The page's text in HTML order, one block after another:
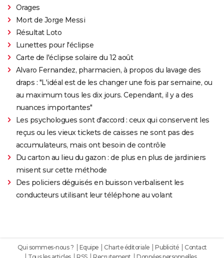
Orages
Mort de Jorge Messi
Résultat Loto
Lunettes pour l'éclipse
Carte de l'éclipse solaire du 12 août
Alvaro Fernandez, pharmacien, à propos du lavage des
draps : "L'idéal est de les changer une fois par semaine, ou
au maximum tous les dix jours. Cependant, il y a des
nuances importantes"
Les psychologues sont d'accord : ceux qui conservent les
reçus ou les vieux tickets de caisses ne sont pas des
accumulateurs, mais ont besoin de contrôle
Du carton au lieu du gazon : de plus en plus de jardiniers
misent sur cette méthode
Des policiers déguisés en buisson verbalisent les
conducteurs utilisant leur téléphone au volant
Qui sommes-nous ? Equipe Charte éditoriale Publicité
Contact